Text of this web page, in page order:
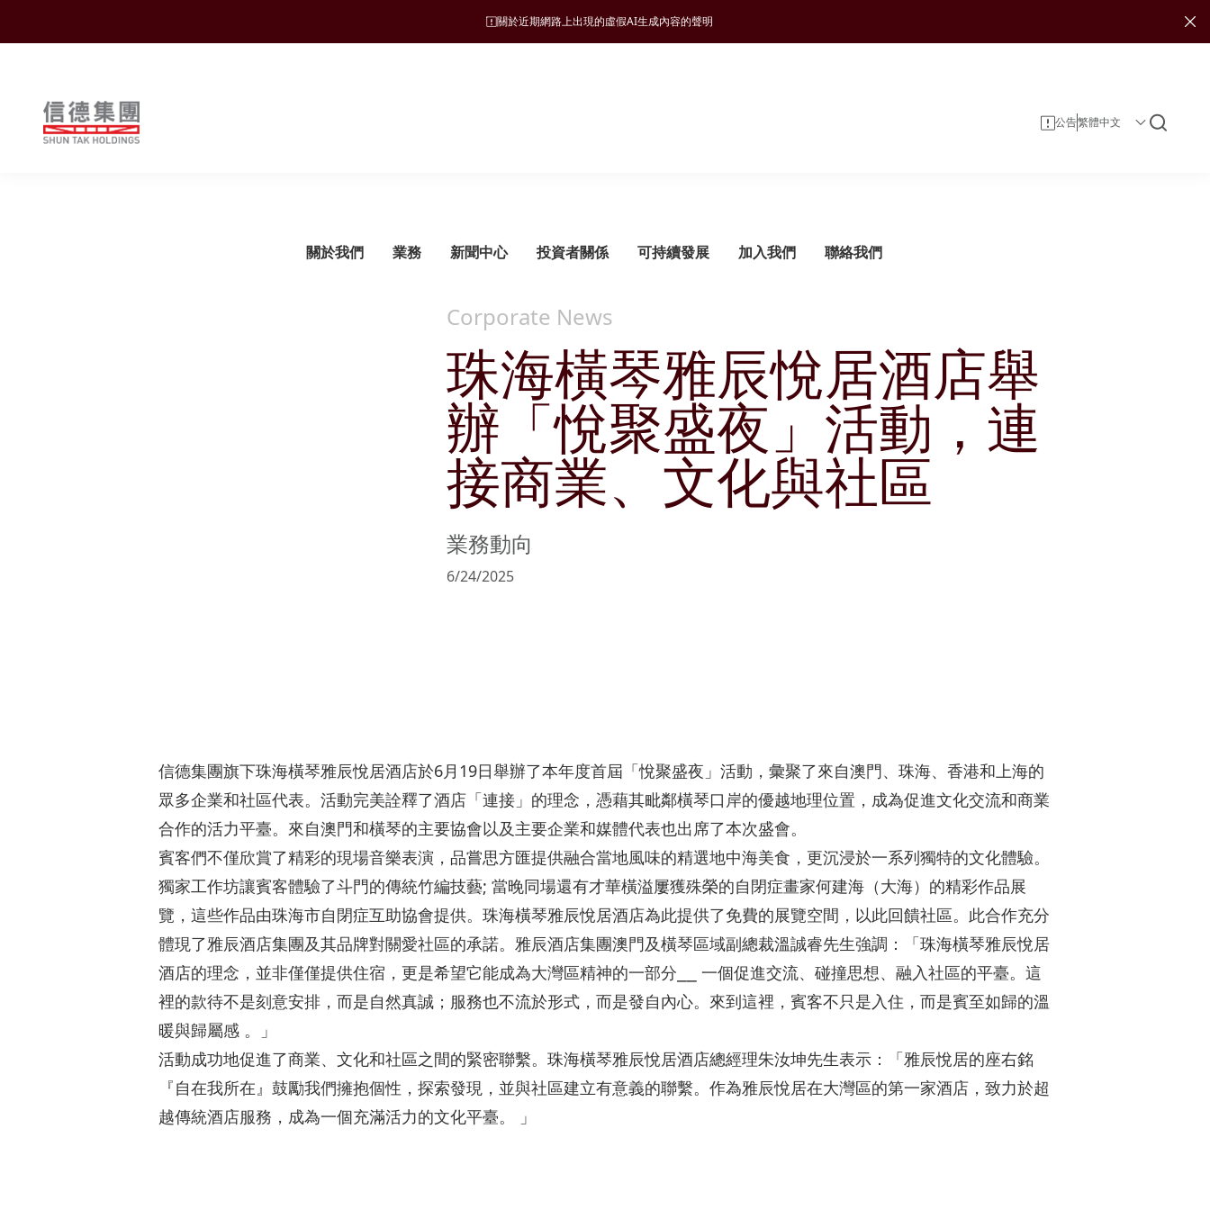
關於近期網路上出現的虛假AI生成內容的聲明
Shuntak Group
關於我們
願景、使命和營商宗旨
集團發展里程碑
管理層簡介
主席報告書
企業資料
企業管治
獎項及嘉許
刊物
業務
旅遊
酒店
文化與消閑
零售
地產
物業發展
物業銷售及租賃
物業管理
投資
娛樂
郵輪碼頭
新聞中心
新聞稿
投資者關係
監管披露
財務報告
公告及通函
主要財務數據
投資者服務
投資者日誌
公司簡介
公司簡報
企業通訊
可持續發展
可持續發展管理
管治架構
可持續發展目標
持份者參與
風險管理
ESG 支柱
自然諧和
商社共榮
協作共融
匠心摯誠
可持續發展報告
加入我們 聯絡我們
公告
Corporate News
珠海橫琴雅辰悅居酒店舉
辦「悅聚盛夜」活動，連
接商業、文化與社區
業務動向
6/24/2025
信德集團旗下珠海橫琴雅辰悅居酒店於6月19日舉辦了本年度首屆「悅聚盛夜」活動，彙聚了來自澳門、珠海、香港和上海的
眾多企業和社區代表。活動完美詮釋了酒店「連接」的理念，憑藉其毗鄰橫琴口岸的優越地理位置，成為促進文化交流和商業
合作的活力平臺。來自澳門和橫琴的主要協會以及主要企業和媒體代表也出席了本次盛會。
賓客們不僅欣賞了精彩的現場音樂表演，品嘗思方匯提供融合當地風味的精選地中海美食，更沉浸於一系列獨特的文化體驗。
獨家工作坊讓賓客體驗了斗門的傳統竹編技藝; 當晚同場還有才華橫溢屢獲殊榮的自閉症畫家何建海（大海）的精彩作品展
覽，這些作品由珠海市自閉症互助協會提供。珠海橫琴雅辰悅居酒店為此提供了免費的展覽空間，以此回饋社區。此合作充分
體現了雅辰酒店集團及其品牌對關愛社區的承諾。雅辰酒店集團澳門及橫琴區域副總裁溫誠睿先生強調：「珠海橫琴雅辰悅居
酒店的理念，並非僅僅提供住宿，更是希望它能成為大灣區精神的一部分⎯⎯ 一個促進交流、碰撞思想、融入社區的平臺。這
裡的款待不是刻意安排，而是自然真誠；服務也不流於形式，而是發自內心。來到這裡，賓客不只是入住，而是賓至如歸的溫
暖與歸屬感 。」
活動成功地促進了商業、文化和社區之間的緊密聯繫。珠海橫琴雅辰悅居酒店總經理朱汝坤先生表示：「雅辰悅居的座右銘
『自在我所在』鼓勵我們擁抱個性，探索發現，並與社區建立有意義的聯繫。作為雅辰悅居在大灣區的第一家酒店，致力於超
越傳統酒店服務，成為一個充滿活力的文化平臺。 」